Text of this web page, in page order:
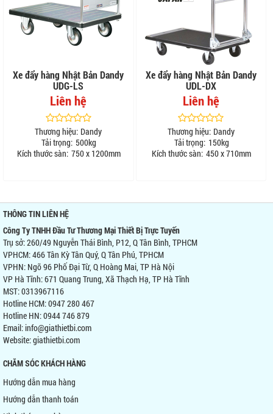
Xe đẩy hàng Nhật Bản Dandy
UDG-LS
Liên hệ
Thương hiệu: Dandy
Tải trọng: 500kg
Kích thước sàn: 750 x 1200mm
Xe đẩy hàng Nhật Bản Dandy
UDL-DX
Liên hệ
Thương hiệu: Dandy
Tải trọng: 150kg
Kích thước sàn: 450 x 710mm
THÔNG TIN LIÊN HỆ
Công Ty TNHH Đầu Tư Thương Mại Thiết Bị Trực Tuyến
Trụ sở: 260/49 Nguyễn Thái Bình, P12, Q Tân Bình, TPHCM
VPHCM: 466 Tân Kỳ Tân Quý, Q Tân Phú, TPHCM
VPHN: Ngõ 96 Phố Đại Từ, Q Hoàng Mai, TP Hà Nội
VP Hà Tĩnh: 671 Quang Trung, Xã Thạch Hạ, TP Hà Tĩnh
MST: 0313967116
Hotline HCM: 0947 280 467
Hotline HN: 0944 746 879
Email: info@giathietbi.com
Website:giathietbi.com
CHĂM SÓC KHÁCH HÀNG
Hướng dẫn mua hàng
Hướng dẫn thanh toán